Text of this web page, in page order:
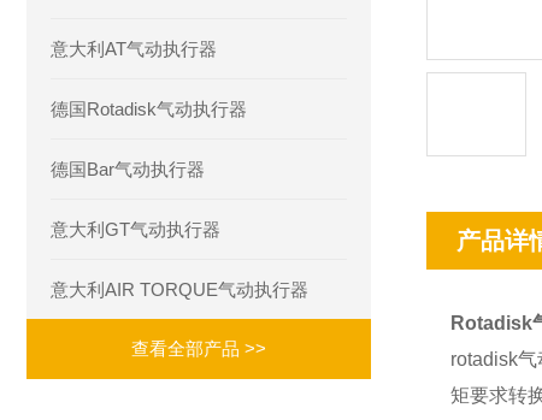
意大利AT气动执行器
德国Rotadisk气动执行器
德国Bar气动执行器
意大利GT气动执行器
意大利AIR TORQUE气动执行器
查看全部产品 >>
产品详
Rotadisk
rotadisk
矩要求转